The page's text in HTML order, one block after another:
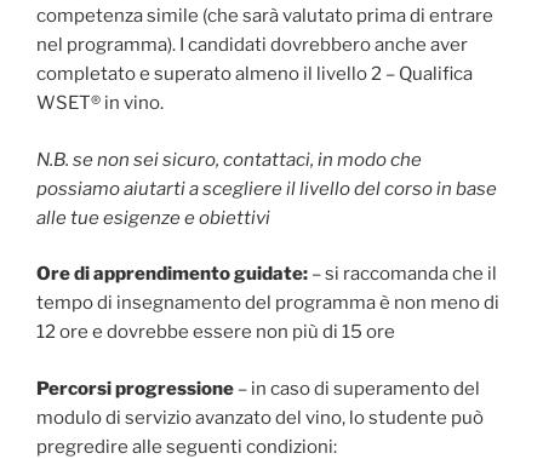
competenza simile (che sarà valutato prima di entrare
nel programma). I candidati dovrebbero anche aver
completato e superato almeno il livello 2 – Qualifica
WSET® in vino.
N.B. se non sei sicuro, contattaci, in modo che
possiamo aiutarti a scegliere il livello del corso in base
alle tue esigenze e obiettivi
Ore di apprendimento guidate: – si raccomanda che il
tempo di insegnamento del programma è non meno di
12 ore e dovrebbe essere non più di 15 ore
Percorsi progressione – in caso di superamento del
modulo di servizio avanzato del vino, lo studente può
pregredire alle seguenti condizioni: